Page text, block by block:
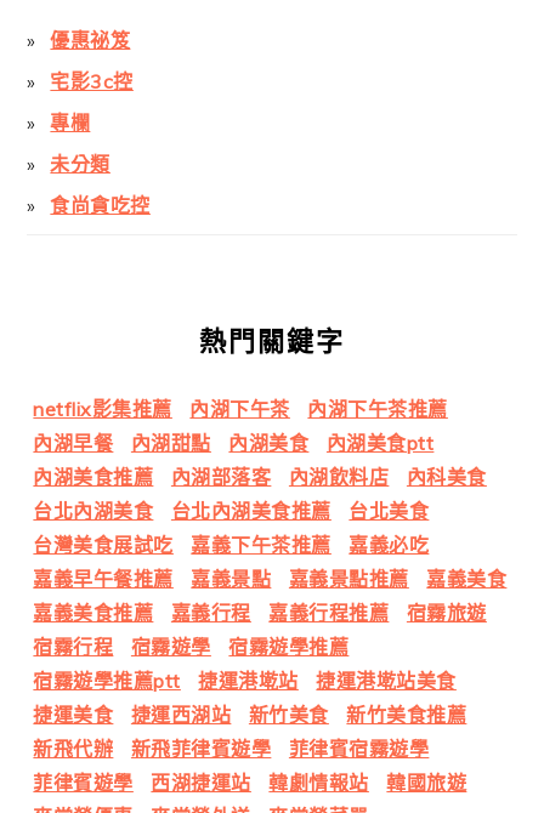
優惠祕笈
宅影3c控
專欄
未分類
食尚貪吃控
熱門關鍵字
netflix影集推薦 內湖下午茶
內湖下午茶推薦
內湖早餐
內湖甜點 內湖美食
內湖美食ptt
內湖美食推薦
內湖部落客 內湖飲料店
內科美食
台北內湖美食
台北內湖美食推薦
台北美食
台灣美食展試吃
嘉義下午茶推薦
嘉義必吃
嘉義早午餐推薦
嘉義景點 嘉義景點推薦
嘉義美食
嘉義美食推薦
嘉義行程 嘉義行程推薦
宿霧旅遊
宿霧行程
宿霧遊學
宿霧遊學推薦
宿霧遊學推薦ptt
捷運港墘站
捷運港墘站美食
捷運美食
捷運西湖站 新竹美食
新竹美食推薦
新飛代辦
新飛菲律賓遊學
菲律賓宿霧遊學
菲律賓遊學
西湖捷運站 韓劇情報站
韓國旅遊